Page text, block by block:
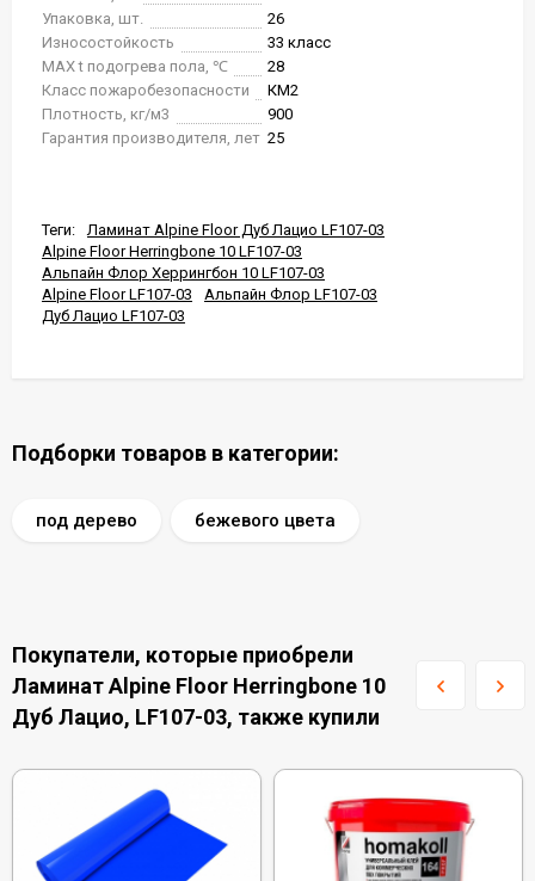
Упаковка, шт.
26
Износостойкость
33 класс
MAX t подогрева пола, ℃
28
Класс пожаробезопасности
КМ2
Плотность, кг/м3
900
Гарантия производителя, лет 25
Теги:
Ламинат Alpine Floor Дуб Лацио LF107-03
Alpine Floor Herringbone 10 LF107-03
Альпайн Флор Херрингбон 10 LF107-03
Alpine Floor LF107-03
Альпайн Флор LF107-03
Дуб Лацио LF107-03
Подборки товаров в категории:
под дерево бежевого цвета
Покупатели, которые приобрели
Ламинат Alpine Floor Herringbone 10
Дуб Лацио, LF107-03, также купили